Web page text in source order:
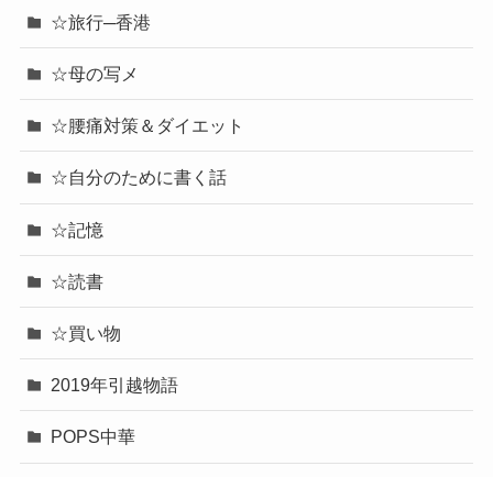
☆旅行─香港
☆母の写メ
☆腰痛対策＆ダイエット
☆自分のために書く話
☆記憶
☆読書
☆買い物
2019年引越物語
POPS中華